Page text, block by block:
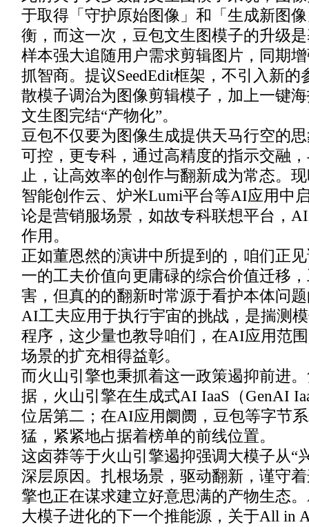
于取得「守护原始图像」和「生成新图
衡，而这一次，豆包文生图模子的升级
样本强大追随用户需求剪辑图片，同期
抓智商。提议SeedEdit框架，不引入新的
散模子调治为图像剪辑模子，加上一键
文生图完结“产物化”。
豆包不仅要为图像生成提供天马行空的
可控，更专科，通过高精度的指示交融
止，让高效率的创作与翻新成为常态。
智能创作云、炉米Lumi平台等AI应用中
论是营销服场景，如故专科联想平台，
作用。
正如董恩然的演讲中所提到的，咱们正
一的工夫价值向更庸碌的综合价值迁移
害，但真的的翻新时常源于看护本体问
AI工夫应用于执行宇宙的挑战，是揣测
程序，这少量也教导咱们，在AI应用范
场景的扩充相得益彰。
而火山引擎也秉抓着这一政策遏抑前进
据，火山引擎在生成式AI IaaS（GenAI
位居第二；在AI应用阛阓，豆包等字节
猛，紧紧地占据着榜单的前线位置。‍
这卤莽等于火山引擎遏抑强调大模子从“
深层原因。扎根场景，驱动翻新，谨守
擎也正在谋求建立好意思满的产物生态
大模子进化的下一个推能源，关于All in